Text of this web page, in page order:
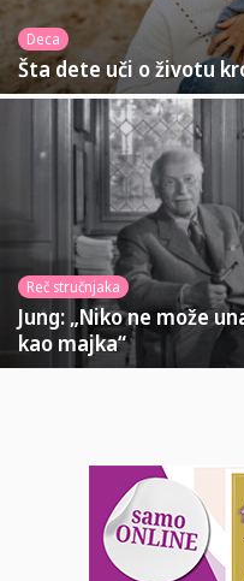
Deca
Šta dete uči o životu
Reč stručnjaka
Jung: „Niko ne može
kao majka“